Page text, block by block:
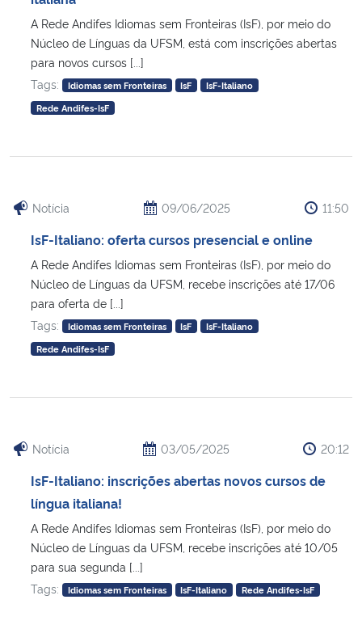
A Rede Andifes Idiomas sem Fronteiras (IsF), por meio do
Núcleo de Línguas da UFSM, está com inscrições abertas
para novos cursos [...]
Tags:
Idiomas sem Fronteiras IsF
IsF-Italiano
Rede Andifes-IsF
Notícia 09/06/2025 11:50
IsF-Italiano: oferta cursos presencial e online
A Rede Andifes Idiomas sem Fronteiras (IsF), por meio do
Núcleo de Línguas da UFSM, recebe inscrições até 17/06
para oferta de [...]
Tags:
Idiomas sem Fronteiras IsF
IsF-Italiano
Rede Andifes-IsF
Notícia 03/05/2025 20:12
IsF-Italiano: inscrições abertas novos cursos de
língua italiana!
A Rede Andifes Idiomas sem Fronteiras (IsF), por meio do
Núcleo de Línguas da UFSM, recebe inscrições até 10/05
para sua segunda [...]
Tags:
Idiomas sem Fronteiras IsF-Italiano Rede Andifes-IsF